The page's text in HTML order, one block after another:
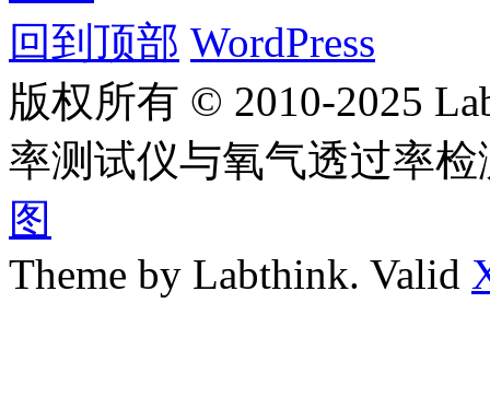
回到顶部 WordPress
版权所有 © 2010-2025
率测试仪与氧气透过率
图
Theme by Labthink. Valid